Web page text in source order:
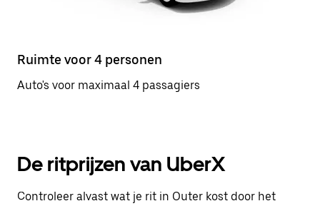
Ruimte voor 4 personen
Auto's voor maximaal 4 passagiers
De ritprijzen van UberX
Controleer alvast wat je rit in Outer kost door het